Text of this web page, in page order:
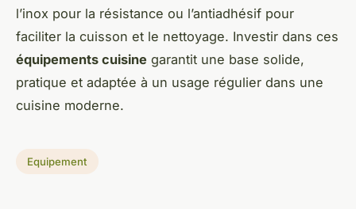
l’inox pour la résistance ou l’antiadhésif pour
faciliter la cuisson et le nettoyage. Investir dans ces
équipements cuisine garantit une base solide,
pratique et adaptée à un usage régulier dans une
cuisine moderne.
Equipement